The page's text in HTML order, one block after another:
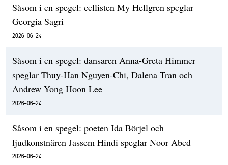
Såsom i en spegel: cellisten My Hellgren speglar
Georgia Sagri
2026-06-24
Såsom i en spegel: dansaren Anna-Greta Himmer
speglar Thuy-Han Nguyen-Chi, Dalena Tran och
Andrew Yong Hoon Lee
2026-06-24
Såsom i en spegel: poeten Ida Börjel och
ljudkonstnären Jassem Hindi speglar Noor Abed
2026-06-24